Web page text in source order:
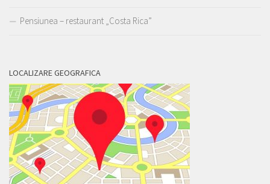
Pensiunea – restaurant „Costa Rica”
LOCALIZARE GEOGRAFICA